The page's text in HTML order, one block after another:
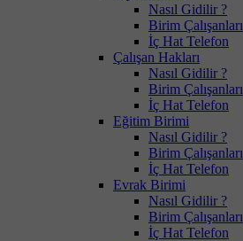
Nasıl Gidilir ?
Birim Çalışanları
İç Hat Telefon
Çalışan Hakları
Nasıl Gidilir ?
Birim Çalışanları
İç Hat Telefon
Eğitim Birimi
Nasıl Gidilir ?
Birim Çalışanları
İç Hat Telefon
Evrak Birimi
Nasıl Gidilir ?
Birim Çalışanları
İç Hat Telefon